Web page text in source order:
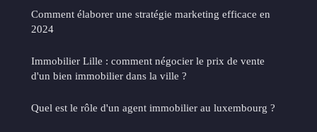
Comment élaborer une stratégie marketing efficace en
2024
Immobilier Lille : comment négocier le prix de vente
d'un bien immobilier dans la ville ?
Quel est le rôle d'un agent immobilier au luxembourg ?